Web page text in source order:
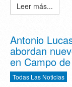
Leer más...
Antonio
abordan
en Campo
Todas Las Noticias